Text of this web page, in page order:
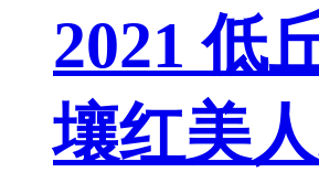
2021 低
壤红美